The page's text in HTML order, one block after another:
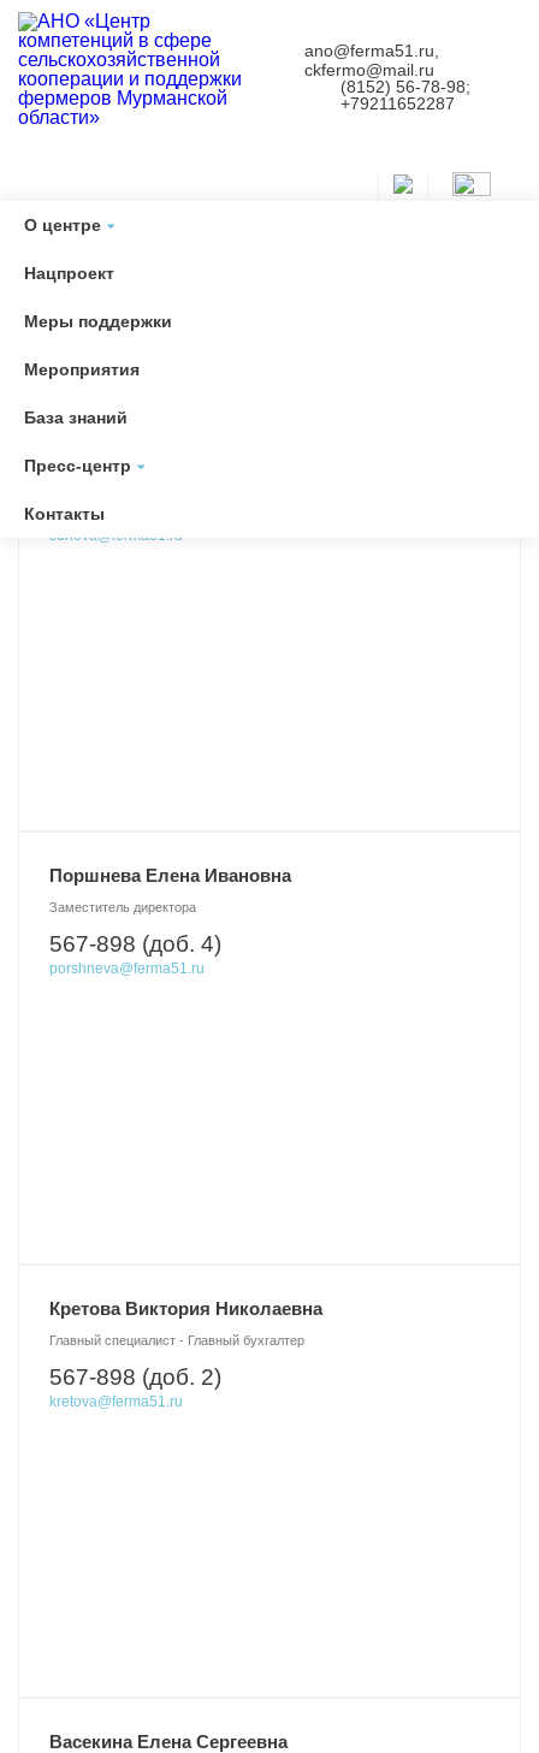
О центре
Нацпроект
Меры поддержки
Мероприятия
База знаний
Пресс-центр
Контакты
ano@ferma51.ru,
ckfermo@mail.ru
(8152) 56-78-98;
+79211652287
Наша команда
Директор
567-898 (доб. 1), +79211652287
suhova@ferma51.ru
Поршнева Елена Ивановна
Заместитель директора
567-898 (доб. 4)
porshneva@ferma51.ru
Кретова Виктория Николаевна
Главный специалист - Главный бухгалтер
567-898 (доб. 2)
kretova@ferma51.ru
Васекина Елена Сергеевна